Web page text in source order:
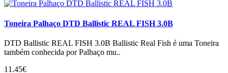
Toneira Palhaço DTD Ballistic REAL FISH 3.0B
DTD Ballistic REAL FISH 3.0B Ballistic Real Fish é uma Toneira
também conhecida por Palhaço mu..
11.45€